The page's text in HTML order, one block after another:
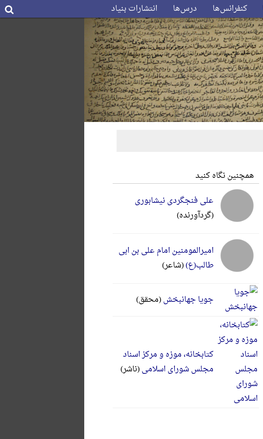
کنفرانس‌ها درس‌ها انتشارات بنیاد
همچنین نگاه کنید
علی فنجگردی نیشابوری
(گردآورنده)
امیرالمومنین امام علی بن ابی
طالب(ع)(شاعر)
جویا جهانبخش(محقق)
کتابخانه، موزه و مرکز اسناد
مجلس شورای اسلامی(ناشر)